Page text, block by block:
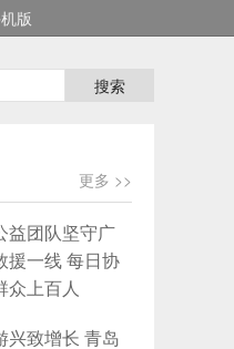
版
搜索
更多 >>
益团队坚守广
援一线 每日协
众上百人
兴致增长 青岛